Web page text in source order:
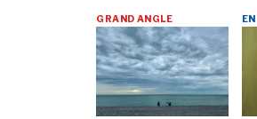
GRAND ANGLE